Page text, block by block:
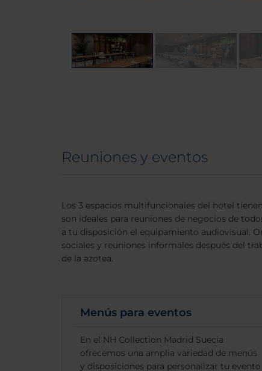
Reuniones y eventos
Los 3 espacios multifuncionales del hotel
son ideales para reuniones de negocios de
a tu disposición el equipamiento audiovisual.
sociales y reuniones informales después del
de la azotea.
Menús para eventos
En el NH Collection Madrid Suecia
ofrecemos una amplia variedad de menús
y disposiciones para personalizar tu evento